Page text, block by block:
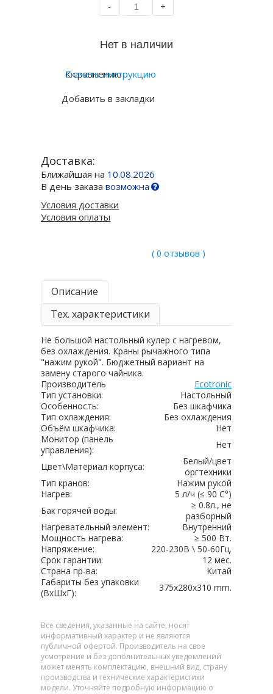
- +
К сравнению
Добавить в закладки
Скачать инструкцию
Доставка:
Ближайшая на 10.08.2026
В день заказавозможна
Условия доставки
Условия оплаты
( 0 отзывов )
Описание
Тех. характеристики
Не большой настольный кулер с нагревом,
без охлаждения. Краны рычажного типа
"нажим рукой". Бюджетный вариант на
замену старого чайника.
Производитель
Ecotronic
Тип установки:
Настольный
Особенность:
Без шкафчика
Тип охлаждения:
Без охлаждения
Объём шкафчика:
Нет
Монитор (панель
управления):
Нет
Цвет\Материал корпуса:
Белый/цвет
оргтехники
Тип кранов:
Нажим рукой
Нагрев:
5 л/ч (≤ 90 C°)
Бак горячей воды:
≥ 0.8л., не
разборный
Нагревательный элемент:
Внутренний
Мощность нагрева:
≥ 500 Вт.
Напряжение:
220-230В \ 50-60Гц.
Срок гарантии:
12 мес.
Страна пр-ва:
Китай
Габариты без упаковки
(ВxШxГ):
375x280x310 mm.
Все сведения, указанные на сайте, носят
информативный характер и не являются
публичной офертой. Производитель на свое
усмотрение и без дополнительных уведомлений
может менять комплектацию, внешний вид, страну
производства и технические характеристики
модели. Уточняйте подробную информацию о